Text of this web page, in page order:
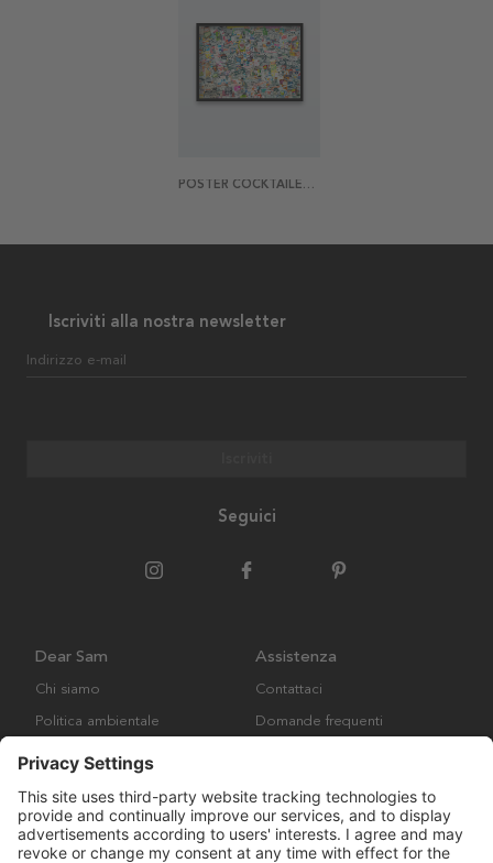
POSTER COCKTAILEFFEKTEN
Iscriviti alla nostra newsletter
Indirizzo e-mail
Seguici
Dear Sam
Chi siamo
Politica ambientale
Collaborazione
Assistenza
Contattaci
Domande frequenti